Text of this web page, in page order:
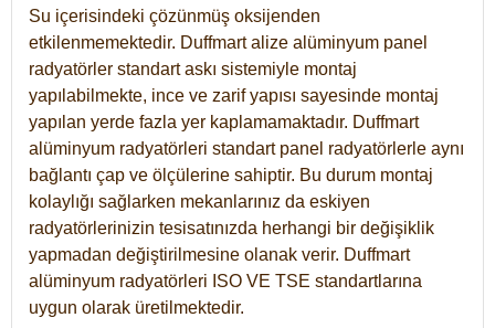
Su içerisindeki çözünmüş oksijenden
etkilenmemektedir. Duffmart alize alüminyum panel
radyatörler standart askı sistemiyle montaj
yapılabilmekte, ince ve zarif yapısı sayesinde montaj
yapılan yerde fazla yer kaplamamaktadır. Duffmart
alüminyum radyatörleri standart panel radyatörlerle aynı
bağlantı çap ve ölçülerine sahiptir. Bu durum montaj
kolaylığı sağlarken mekanlarınız da eskiyen
radyatörlerinizin tesisatınızda herhangi bir değişiklik
yapmadan değiştirilmesine olanak verir. Duffmart
alüminyum radyatörleri ISO VE TSE standartlarına
uygun olarak üretilmektedir.